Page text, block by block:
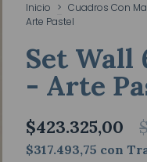
Inicio > Cuadros Con
Arte Pastel
Set Wall
- Arte
$423.325,00
$317.493,75 con